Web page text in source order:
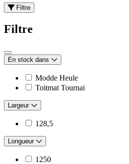
Filtre
Filtre
En stock dans
Modde Heule
Toitmat Tournai
Largeur
128,5
Longueur
1250